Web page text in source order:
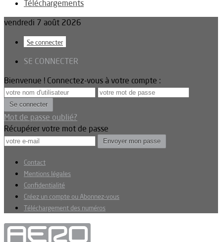
Téléchargements
vendredi 7 août 2026
Se connecter
SE CONNECTER
Bienvenue ! Connectez-vous à votre compte :
Mot de passe oublié?
Récupérer votre mot de passe
Contact
Mentions légales
Confidentialité
Créez un compte ou Abonnez-vous
Téléchargement des numéros